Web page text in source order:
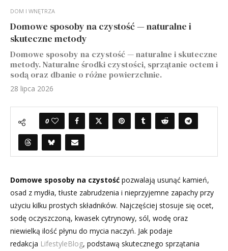
DOM I WNĘTRZA
Domowe sposoby na czystość — naturalne i
skuteczne metody
Domowe sposoby na czystość — naturalne i skuteczne
metody. Naturalne środki czystości, sprzątanie octem i
sodą oraz dbanie o różne powierzchnie.
28 lipca 2026
0
Domowe sposoby na czystość pozwalają usunąć kamień,
osad z mydła, tłuste zabrudzenia i nieprzyjemne zapachy przy
użyciu kilku prostych składników. Najczęściej stosuje się ocet,
sodę oczyszczoną, kwasek cytrynowy, sól, wodę oraz
niewielką ilość płynu do mycia naczyń. Jak podaje
redakcja LifestyleBlog, podstawą skutecznego sprzątania